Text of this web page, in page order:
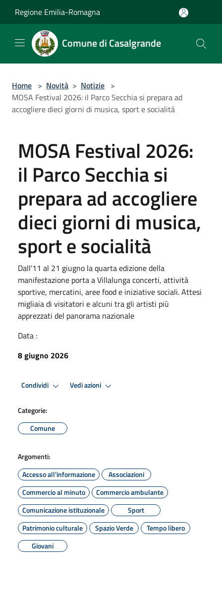
Regione Emilia-Romagna
Comune di Casalgrande
Home > Novità > Notizie >
MOSA Festival 2026: il Parco Secchia si prepara ad
accogliere dieci giorni di musica, sport e socialità
MOSA Festival 2026:
il Parco Secchia si
prepara ad accogliere
dieci giorni di musica,
sport e socialità
Dall'11 al 21 giugno la quarta edizione della
manifestazione porta a Villalunga concerti, attività
sportive, mercatini, aree food e iniziative sociali. Attesi
migliaia di visitatori e alcuni tra gli artisti più
apprezzati del panorama nazionale
Data :
8 giugno 2026
Condividi Vedi azioni
Categorie:
Comune
Argomenti:
Accesso all'informazione
Associazioni
Commercio al minuto
Commercio ambulante
Comunicazione istituzionale
Sport
Patrimonio culturale
Spazio Verde
Tempo libero
Giovani